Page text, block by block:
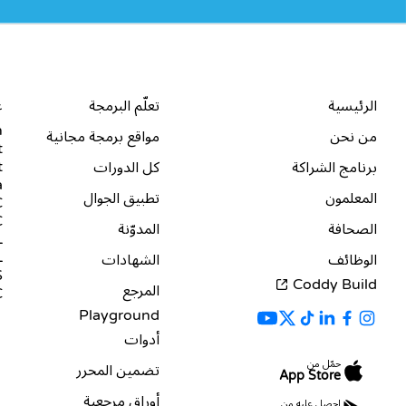
الرئيسية
من نحن
برنامج الشراكة
المعلمون
الصحافة
الوظائف
Coddy Build
حمّل من
App Store
احصل عليه من
تعلّم البرمجة
مواقع برمجة مجانية
كل الدورات
تطبيق الجوال
المدوّنة
الشهادات
المرجع
Playground
أدوات
تضمين المحرر
أوراق مرجعية